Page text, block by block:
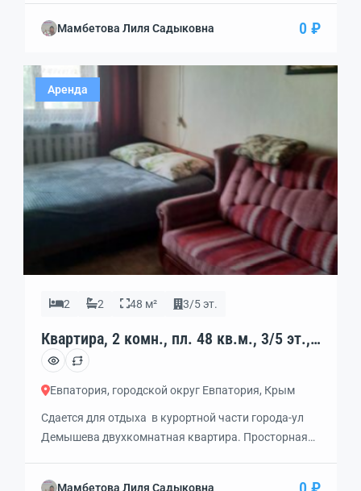
два кондиционера, санузел совмещённый. Третий
развязка, магазины, школы, до моря прямо улице
Фрунзе 15 минут.
Мамбетова Лиля Садыковна 0 ₽
Аренда
2 2 48 м² 3/5 эт.
Квартира, 2 комн., пл. 48 кв.м., 3/5 эт.,
код: 453665
Евпатория, городской округ Евпатория, Крым
Сдается для отдыха в курортной части города-ул
Демышева двухкомнатная квартира. Просторная
Мамбетова Лиля Садыковна